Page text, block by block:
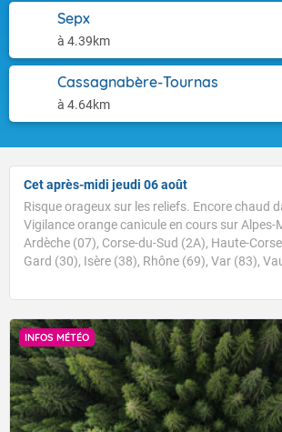
Sepx
à 4.39km
Cassagnabère-Tournas
à 4.64km
Cet après-midi jeudi 06 août
Risque orageux sur les reliefs. Encore chaud
Vigilance orange canicule en cours sur Alpes-
Ardèche (07), Corse-du-Sud (2A), Haute-
Gard (30), Isère (38), Rhône (69), Var (83),
INFOS MÉTÉO